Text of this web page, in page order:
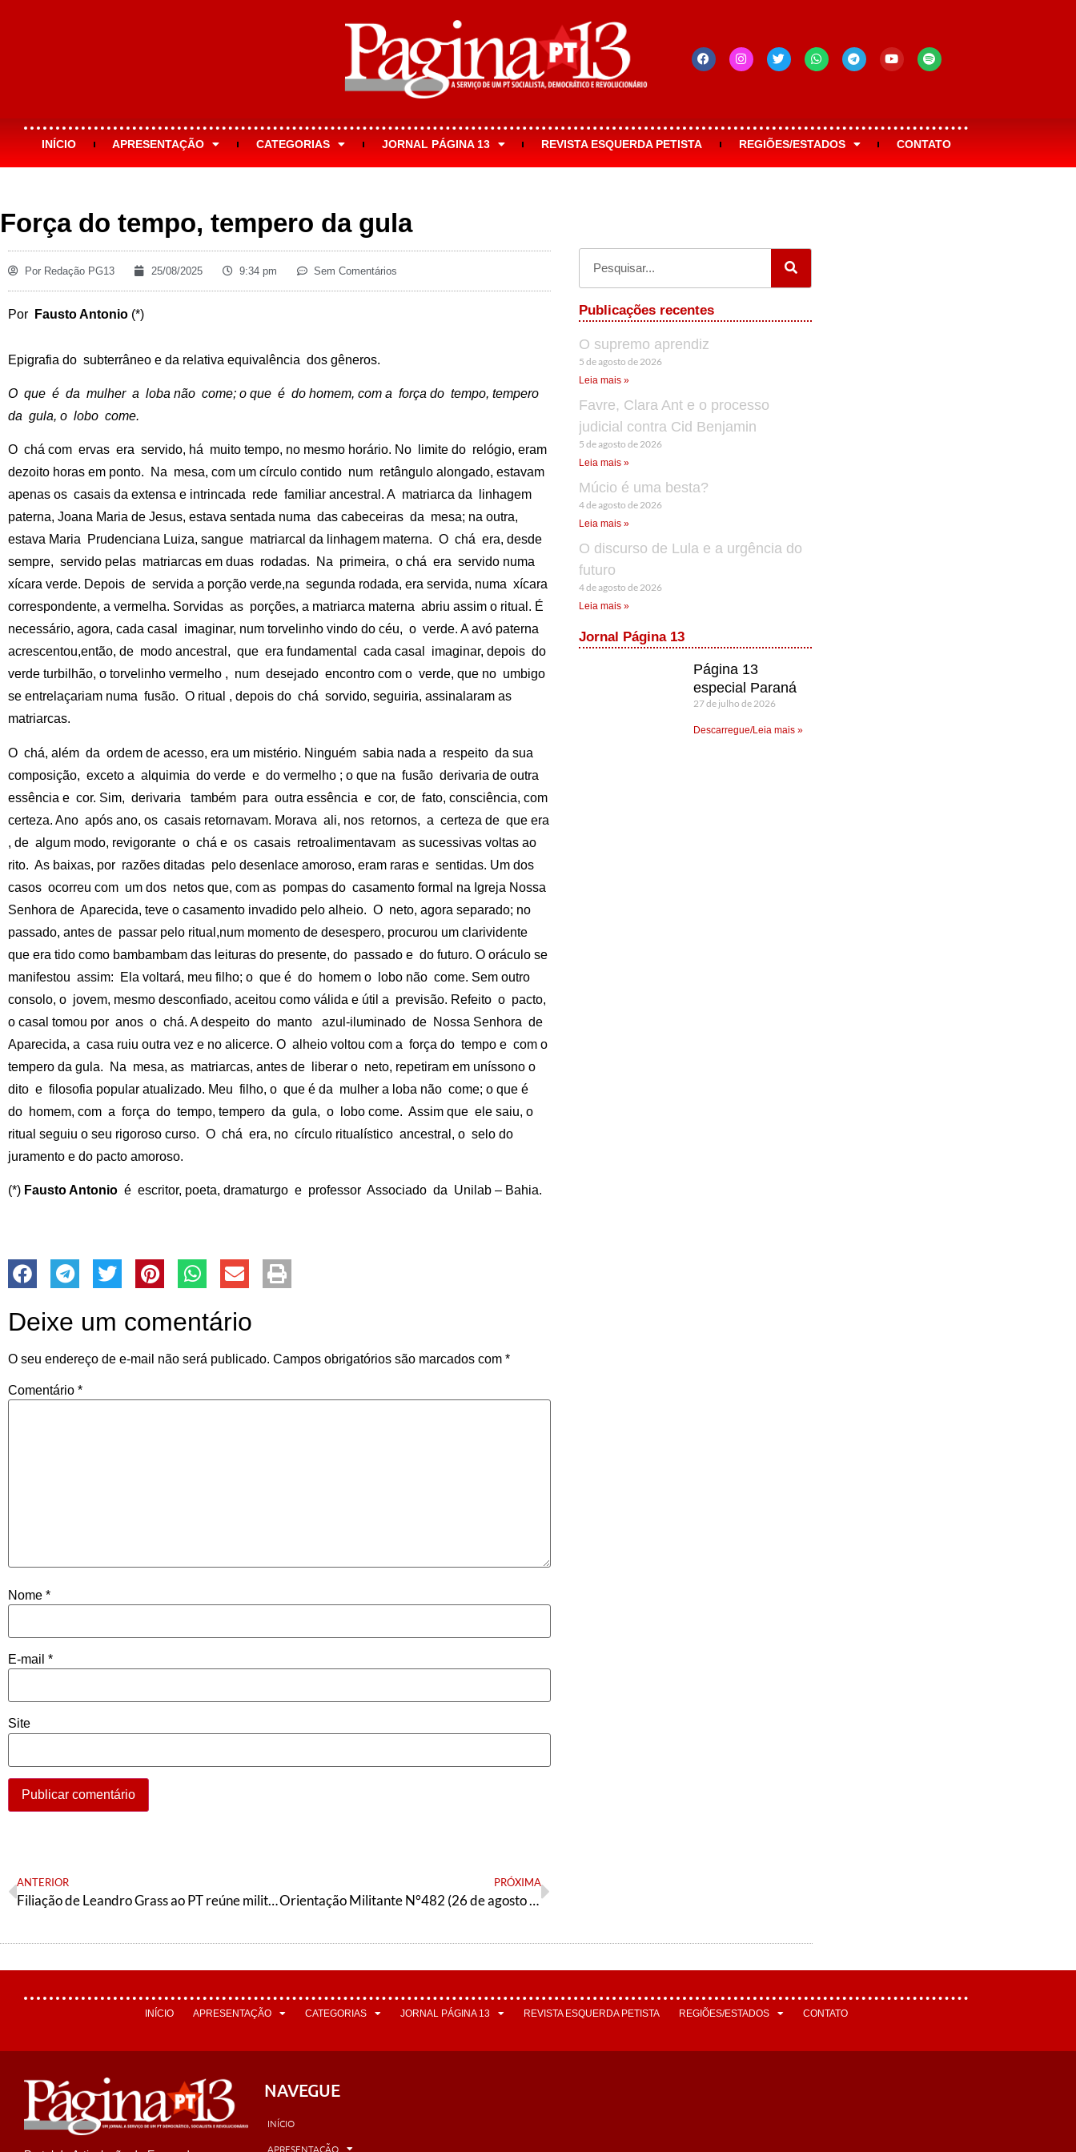
INÍCIO APRESENTAÇÃO CATEGORIAS JORNAL PÁGINA 13 REVISTA ESQUERDA PETISTA REGIÕES/ESTADOS CONTATO
Força do tempo, tempero da gula
Por Redação PG13 25/08/2025 9:34 pm Sem Comentários
Por Fausto Antonio (*)
Epigrafia do subterrâneo e da relativa equivalência dos gêneros.
O que é da mulher a loba não come; o que é do homem, com a força do tempo, tempero
da gula, o lobo come.
O chá com ervas era servido, há muito tempo, no mesmo horário. No limite do relógio, eram
dezoito horas em ponto. Na mesa, com um círculo contido num retângulo alongado, estavam
apenas os casais da extensa e intrincada rede familiar ancestral. A matriarca da linhagem
paterna, Joana Maria de Jesus, estava sentada numa das cabeceiras da mesa; na outra,
estava Maria Prudenciana Luiza, sangue matriarcal da linhagem materna. O chá era, desde
sempre, servido pelas matriarcas em duas rodadas. Na primeira, o chá era servido numa
xícara verde. Depois de servida a porção verde,na segunda rodada, era servida, numa xícara
correspondente, a vermelha. Sorvidas as porções, a matriarca materna abriu assim o ritual. É
necessário, agora, cada casal imaginar, num torvelinho vindo do céu, o verde. A avó paterna
acrescentou,então, de modo ancestral, que era fundamental cada casal imaginar, depois do
verde turbilhão, o torvelinho vermelho , num desejado encontro com o verde, que no umbigo
se entrelaçariam numa fusão. O ritual , depois do chá sorvido, seguiria, assinalaram as
matriarcas.
O chá, além da ordem de acesso, era um mistério. Ninguém sabia nada a respeito da sua
composição, exceto a alquimia do verde e do vermelho ; o que na fusão derivaria de outra
essência e cor. Sim, derivaria também para outra essência e cor, de fato, consciência, com
certeza. Ano após ano, os casais retornavam. Morava ali, nos retornos, a certeza de que era
, de algum modo, revigorante o chá e os casais retroalimentavam as sucessivas voltas ao
rito. As baixas, por razões ditadas pelo desenlace amoroso, eram raras e sentidas. Um dos
casos ocorreu com um dos netos que, com as pompas do casamento formal na Igreja Nossa
Senhora de Aparecida, teve o casamento invadido pelo alheio. O neto, agora separado; no
passado, antes de passar pelo ritual,num momento de desespero, procurou um clarividente
que era tido como bambambam das leituras do presente, do passado e do futuro. O oráculo se
manifestou assim: Ela voltará, meu filho; o que é do homem o lobo não come. Sem outro
consolo, o jovem, mesmo desconfiado, aceitou como válida e útil a previsão. Refeito o pacto,
o casal tomou por anos o chá. A despeito do manto azul-iluminado de Nossa Senhora de
Aparecida, a casa ruiu outra vez e no alicerce. O alheio voltou com a força do tempo e com o
tempero da gula. Na mesa, as matriarcas, antes de liberar o neto, repetiram em uníssono o
dito e filosofia popular atualizado. Meu filho, o que é da mulher a loba não come; o que é
do homem, com a força do tempo, tempero da gula, o lobo come. Assim que ele saiu, o
ritual seguiu o seu rigoroso curso. O chá era, no círculo ritualístico ancestral, o selo do
juramento e do pacto amoroso.
(*) Fausto Antonio é escritor, poeta, dramaturgo e professor Associado da Unilab – Bahia.
Deixe um comentário
O seu endereço de e-mail não será publicado. Campos obrigatórios são marcados com *
Comentário *
Nome *
E-mail *
Site
ANTERIOR
Filiação de Leandro Grass ao PT reúne militância e simboliza união da esquerda no DF
PRÓXIMA
Orientação Militante N°482 (26 de agosto de 2025)
Publicações recentes
O supremo aprendiz
5 de agosto de 2026
Leia mais »
Favre, Clara Ant e o processo
judicial contra Cid Benjamin
5 de agosto de 2026
Leia mais »
Múcio é uma besta?
4 de agosto de 2026
Leia mais »
O discurso de Lula e a urgência do
futuro
4 de agosto de 2026
Leia mais »
Jornal Página 13
Página 13
especial Paraná
27 de julho de 2026
Descarregue/Leia mais »
INÍCIO APRESENTAÇÃO CATEGORIAS JORNAL PÁGINA 13 REVISTA ESQUERDA PETISTA REGIÕES/ESTADOS CONTATO
NAVEGUE
INÍCIO
APRESENTAÇÃO